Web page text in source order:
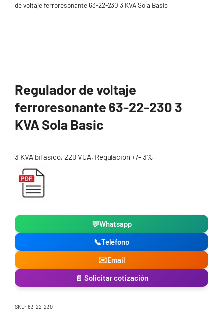
de voltaje ferroresonante 63-22-230 3 KVA Sola Basic
Regulador de voltaje
ferroresonante 63-22-230 3
KVA Sola Basic
3 KVA bifásico, 220 VCA, Regulación +/- 3%
💬Whatsapp
📞Teléfono
✉️Email
📄 Solicitar cotización
SKU: 63-22-230